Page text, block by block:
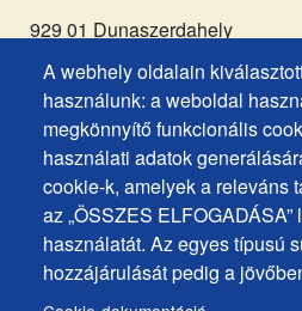
A webhely oldalain
használunk: a weboldal
megkönnyítő funkcionális
használati adatok
cookie-k, amelyek a releváns
az „ÖSSZES
használatát. Az egyes típusú
hozzájárulását pedig a
929 01 Dunaszerdahely
Tel:+421 (031) 590 3911
Email:primator@dunstreda.eu
Facebook:
https://www.facebook.com/
Instagram:https://